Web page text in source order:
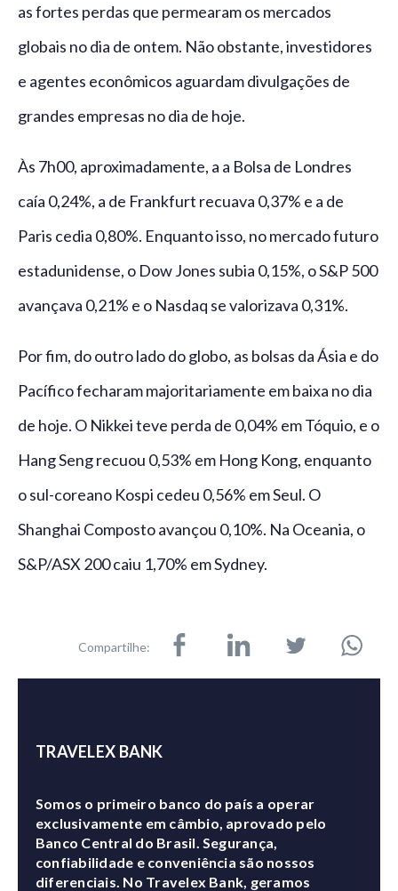
as fortes perdas que permearam os mercados
globais no dia de ontem. Não obstante, investidores
e agentes econômicos aguardam divulgações de
grandes empresas no dia de hoje.
Às 7h00, aproximadamente, a a Bolsa de Londres
caía 0,24%, a de Frankfurt recuava 0,37% e a de
Paris cedia 0,80%. Enquanto isso, no mercado futuro
estadunidense, o Dow Jones subia 0,15%, o S&P 500
avançava 0,21% e o Nasdaq se valorizava 0,31%.
Por fim, do outro lado do globo, as bolsas da Ásia e do
Pacífico fecharam majoritariamente em baixa no dia
de hoje. O Nikkei teve perda de 0,04% em Tóquio, e o
Hang Seng recuou 0,53% em Hong Kong, enquanto
o sul-coreano Kospi cedeu 0,56% em Seul. O
Shanghai Composto avançou 0,10%. Na Oceania, o
S&P/ASX 200 caiu 1,70% em Sydney.
Compartilhe:
TRAVELEX BANK
Somos o primeiro banco do país a operar
exclusivamente em câmbio, aprovado pelo
Banco Central do Brasil. Segurança,
confiabilidade e conveniência são nossos
diferenciais. No Travelex Bank, geramos